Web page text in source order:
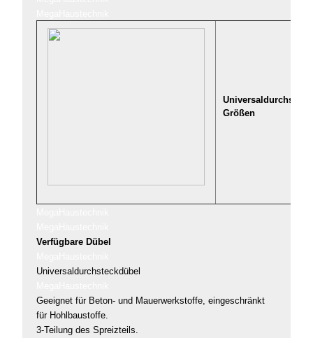
Größen
Verfügbare Dübel
Universaldurchsteckdübel
Geeignet für Beton- und Mauerwerkstoffe, eingeschränkt
für Hohlbaustoffe.
3-Teilung des Spreizteils.